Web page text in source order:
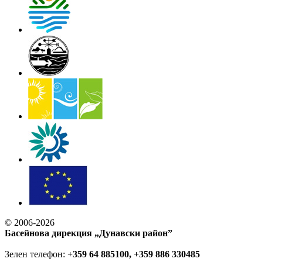
© 2006-2026
Басейнова дирекция „Дунавски район”
Зелен телефон: +359 64 885100, +359 886 330485